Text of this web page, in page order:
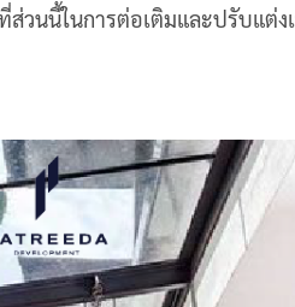
ส่วนนี้ในการต่อเติมและปรับแต่